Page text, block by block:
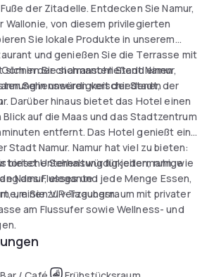
der Zitadelle. Entdecken Sie Namur,
von diesem privilegierten
Sie lokale Produkte in unserem
und genießen Sie die Terrasse mit
Sie sich anschließend einen
in unseren verschiedenen
in der charmanten Stadt Namur,
Sehenswürdigkeit der Stadt, der
Darüber hinaus bietet das Hotel einen
auf die Maas und das Stadtzentrum
entfernt. Das Hotel genießt eine
Stadt Namur. Namur hat viel zu bieten:
Sehenswürdigkeiten, ruhige
des Flusses und jede Menge Essen,
um Sie zu verzaubern.
bietet Unterhaltung für jedermann, wie
Namur, elegante
einen VIP-Tagungsraum mit privater
am Flussufer sowie Wellness- und